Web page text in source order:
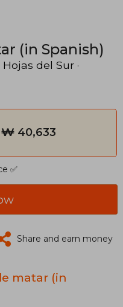
(in Spanish)
Hojas del Sur ·
₩ 40,633
✅
Share and earn money
matar (in